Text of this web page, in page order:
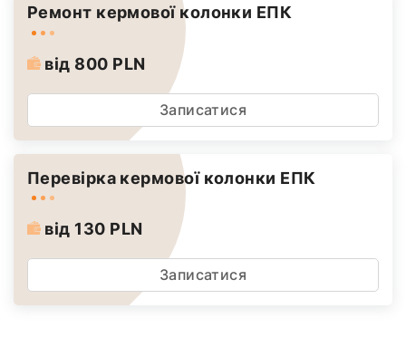
Ремонт кермової колонки ЕПК
від 800 PLN
Записатися
Перевірка кермової колонки ЕПК
від 130 PLN
Записатися